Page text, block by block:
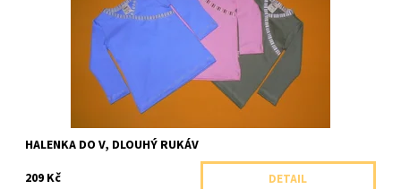
HALENKA DO V, DLOUHÝ RUKÁV
209 Kč
DETAIL